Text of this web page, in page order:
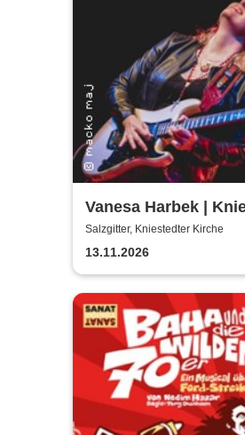
Vanesa Harbek | Kniestedter
Kirche
Salzgitter, Kniestedter Kirche
13.11.2026